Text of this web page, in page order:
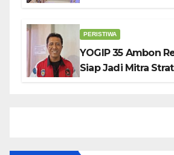
PERISTIWA
YOGIP 35 Ambon
Siap Jadi Mitra